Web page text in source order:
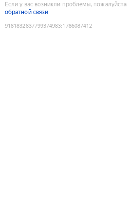
Если у вас возникли проблемы,
обратной связи
9181832837799374983:1786087412